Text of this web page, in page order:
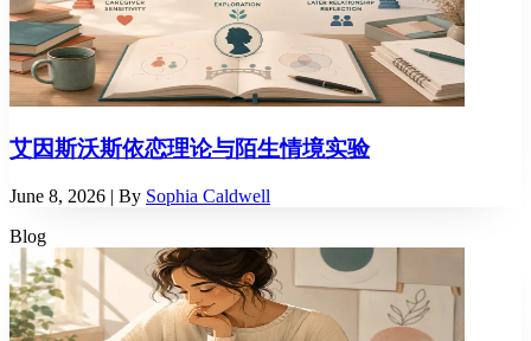
艾因斯沃斯依恋理论与陌生情境实验
June 8, 2026 | By Sophia Caldwell
Blog